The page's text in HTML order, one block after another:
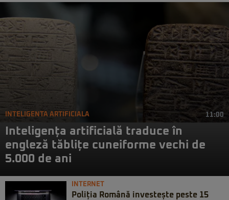
INTELIGENTA ARTIFICIALA 11:00
Inteligența artificială traduce în
engleză tăblițe cuneiforme vechi de
5.000 de ani
INTERNET
Poliția Română investește peste 15